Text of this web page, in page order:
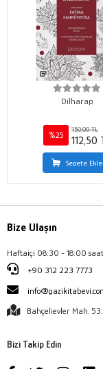
Dilharap
%25
150,00 TL
112,50
Sepete Ekle
Bize Ulaşın
Haftaiçi 08:30 - 18:00
+90 312 223 7773
Bahçelievler Mah.
Bizi Takip Edin